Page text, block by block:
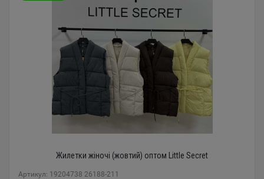
Жилетки жіночі (жовтий) оптом Little Secret
Артикул: 19204738 26188-211